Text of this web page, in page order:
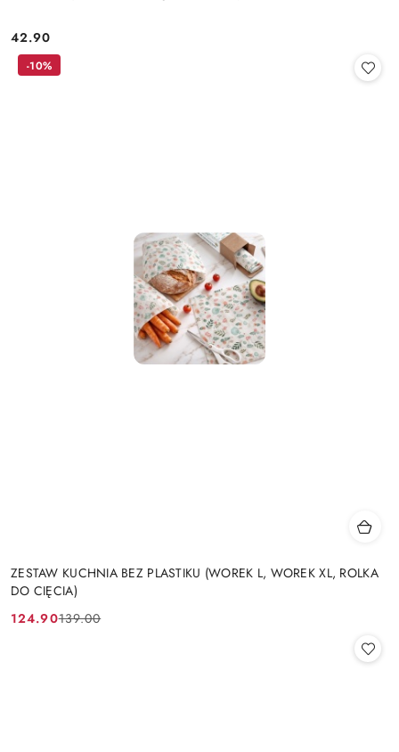
Cena:
42.90
ZESTAW KUCHNIA BEZ PLASTIKU (WOREK L, WOREK XL, ROLKA
DO CIĘCIA)
Cena
124.90
Cena
139.00
-10%